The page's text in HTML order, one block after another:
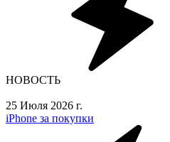
НОВОСТЬ
25 Июля 2026 г.
iPhone за покупки